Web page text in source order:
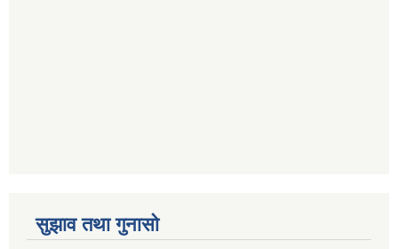
सुझाव तथा गुनासो